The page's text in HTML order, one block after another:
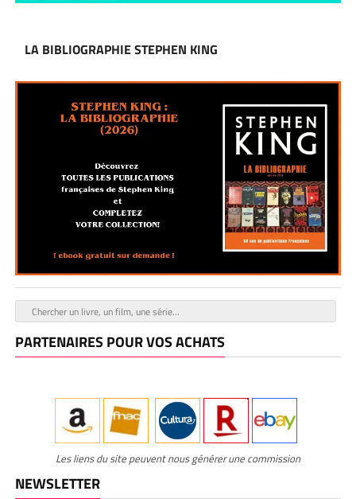
LA BIBLIOGRAPHIE STEPHEN KING
PARTENAIRES POUR VOS ACHATS
Les liens du site peuvent nous générer une commission
NEWSLETTER